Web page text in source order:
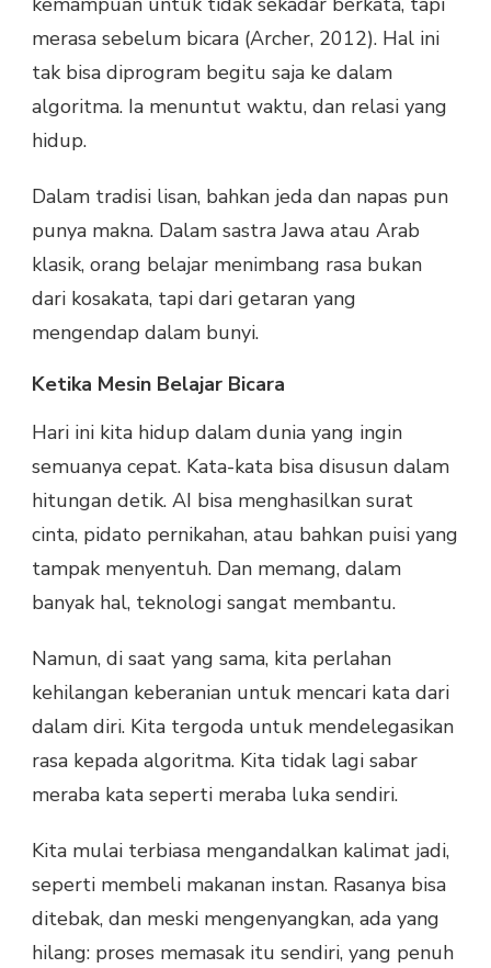
merasa sebelum bicara (Archer, 2012). Hal ini
tak bisa diprogram begitu saja ke dalam
algoritma. Ia menuntut waktu, dan relasi yang
hidup.
Dalam tradisi lisan, bahkan jeda dan napas pun
punya makna. Dalam sastra Jawa atau Arab
klasik, orang belajar menimbang rasa bukan
dari kosakata, tapi dari getaran yang
mengendap dalam bunyi.
Ketika Mesin Belajar Bicara
Hari ini kita hidup dalam dunia yang ingin
semuanya cepat. Kata-kata bisa disusun dalam
hitungan detik. AI bisa menghasilkan surat
cinta, pidato pernikahan, atau bahkan puisi yang
tampak menyentuh. Dan memang, dalam
banyak hal, teknologi sangat membantu.
Namun, di saat yang sama, kita perlahan
kehilangan keberanian untuk mencari kata dari
dalam diri. Kita tergoda untuk mendelegasikan
rasa kepada algoritma. Kita tidak lagi sabar
meraba kata seperti meraba luka sendiri.
Kita mulai terbiasa mengandalkan kalimat jadi,
seperti membeli makanan instan. Rasanya bisa
ditebak, dan meski mengenyangkan, ada yang
hilang: proses memasak itu sendiri, yang penuh